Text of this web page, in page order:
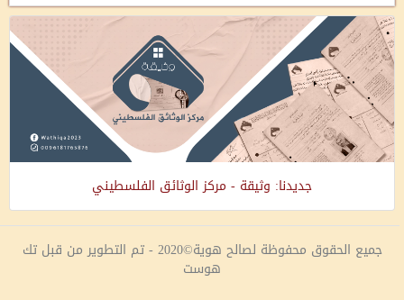
جديدنا: وثيقة - مركز الوثائق الفلسطيني
جميع الحقوق محفوظة لصالح هوية©2020 - تم التطوير من قبل تك
هوست